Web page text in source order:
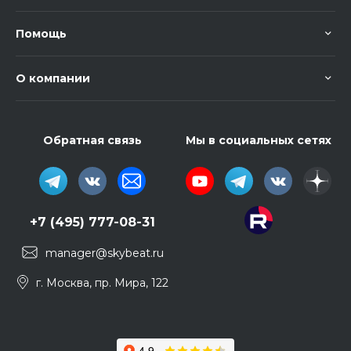
Помощь
О компании
Обратная связь
+7 (495) 777-08-31
manager@skybeat.ru
г. Москва, пр. Мира, 122
Мы в социальных сетях